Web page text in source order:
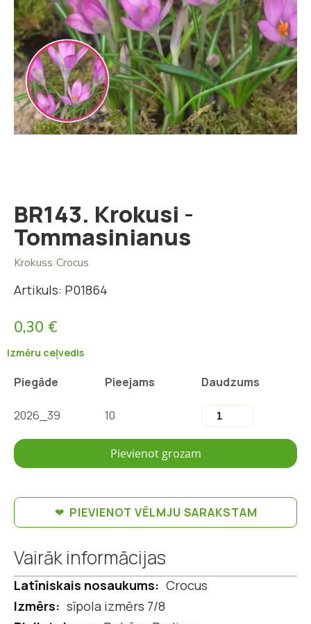
BR143. Krokusi -
Tommasinianus
Krokuss|Crocus
Artikuls: P01864
0,30 €
Izmēru ceļvedis
Piegāde Pieejams Daudzums
2026_39 10
Pievienot grozam
PIEVIENOT VĒLMJU SARAKSTAM
Vairāk informācijas
Vairāk
informācijas
Crocus
sīpola izmērs 7/8